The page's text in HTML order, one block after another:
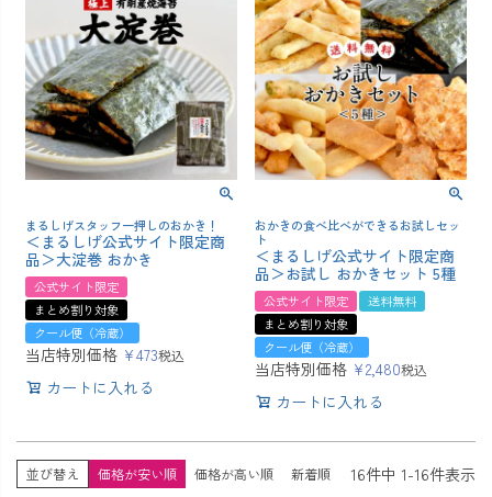
まるしげスタッフ一押しのおかき！
＜まるしげ公式サイト限定商
品＞大淀巻 おかき
公式サイト限定
まとめ割り対象
クール便（冷蔵）
当店特別価格 ¥473税込
カートに入れる
おかきの食べ比べができるお試しセッ
ト
＜まるしげ公式サイト限定商
品＞お試し おかきセット 5種
公式サイト限定
送料無料
まとめ割り対象
クール便（冷蔵）
当店特別価格 ¥2,480税込
カートに入れる
並び替え 価格が安い順 価格が高い順 新着順 16件中 1-16件表示